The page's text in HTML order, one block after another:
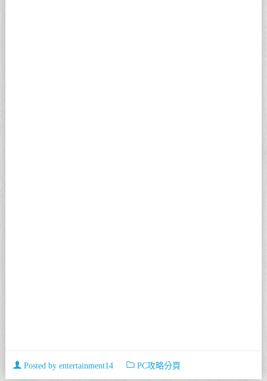
Posted by entertainment14 PC攻略分頁